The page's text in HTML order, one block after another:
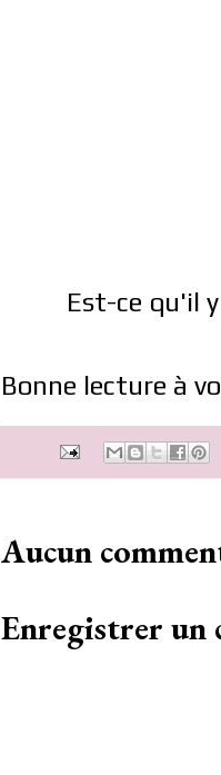
Est-ce qu'il
Bonne lecture à
Aucun
Enregistrer un